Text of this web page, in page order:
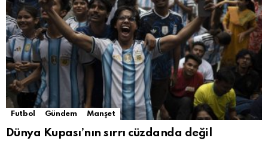
Futbol Gündem Manşet
Dünya Kupası’nın sırrı cüzdanda değil